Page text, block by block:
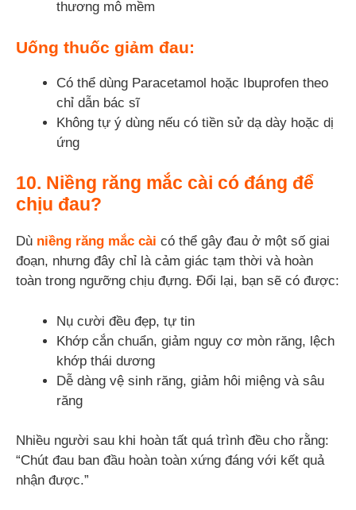
thương mô mềm
Uống thuốc giảm đau:
Có thể dùng Paracetamol hoặc Ibuprofen theo
chỉ dẫn bác sĩ
Không tự ý dùng nếu có tiền sử dạ dày hoặc dị
ứng
10. Niềng răng mắc cài có đáng để
chịu đau?
Dù niềng răng mắc cài có thể gây đau ở một số giai
đoạn, nhưng đây chỉ là cảm giác tạm thời và hoàn
toàn trong ngưỡng chịu đựng. Đổi lại, bạn sẽ có được:
Nụ cười đều đẹp, tự tin
Khớp cắn chuẩn, giảm nguy cơ mòn răng, lệch
khớp thái dương
Dễ dàng vệ sinh răng, giảm hôi miệng và sâu
răng
Nhiều người sau khi hoàn tất quá trình đều cho rằng:
“Chút đau ban đầu hoàn toàn xứng đáng với kết quả
nhận được.”